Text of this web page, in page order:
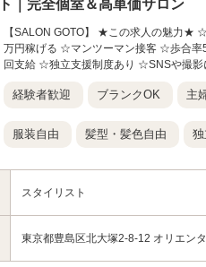
｜完全個室＆高単価サロン
【SALON GOTO】 ★この求人の魅力★
万円稼げる ☆マンツーマン接客 ☆歩合
回支給 ☆独立支援制度あり ☆SNSや撮影
経験者歓迎 ブランクOK 主
服装自由 髪型・髪色自由 独
スタイリスト
東京都豊島区北大塚2-8-12 オリエン